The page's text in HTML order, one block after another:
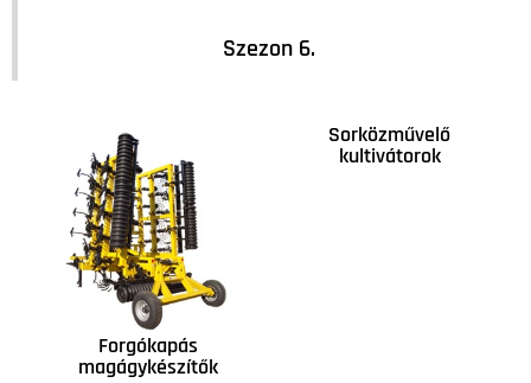
Szezon 6.
Forgókapás
magágykészítők
Sorközművelő
kultivátorok